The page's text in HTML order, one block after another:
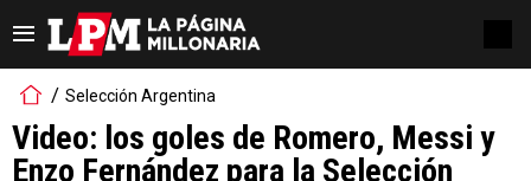
Selección Argentina
Video: los goles de Romero, Messi y
Enzo Fernández para la Selección